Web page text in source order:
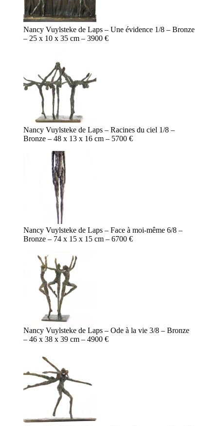
Nancy Vuylsteke de Laps – Une évidence 1/8 – Bronze
– 25 x 10 x 35 cm – 3900 €
Nancy Vuylsteke de Laps – Racines du ciel 1/8 –
Bronze – 48 x 13 x 16 cm – 5700 €
Nancy Vuylsteke de Laps – Face à moi-même 6/8 –
Bronze – 74 x 15 x 15 cm – 6700 €
Nancy Vuylsteke de Laps – Ode à la vie 3/8 – Bronze
– 46 x 38 x 39 cm – 4900 €